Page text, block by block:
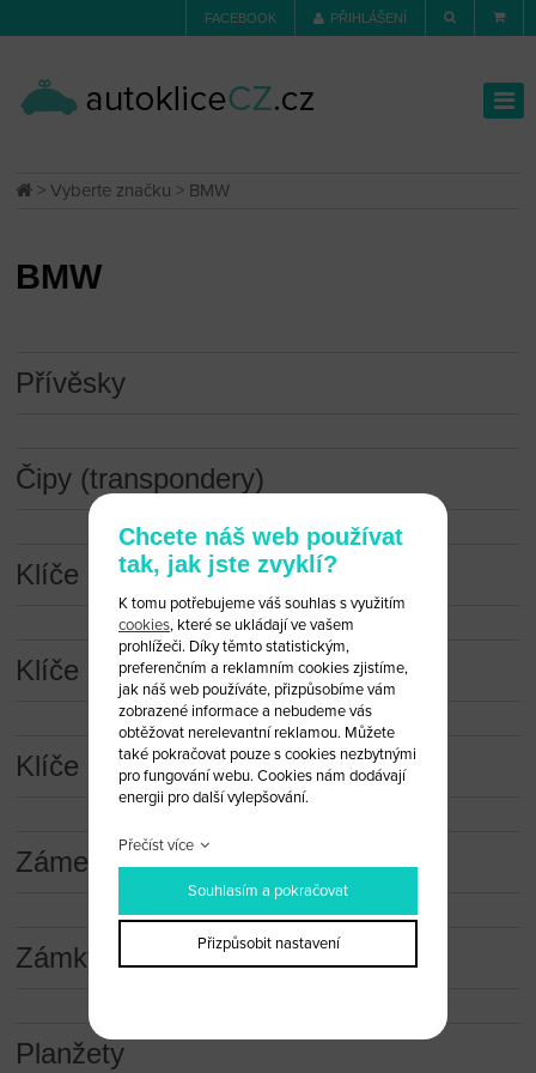
FACEBOOK PŘIHLÁŠENÍ
>Vyberte značku > BMW
BMW
Přívěsky
Čipy (transpondery)
Klíče a dálková ovládání
Klíče a dálková ovládání (obaly)
Klíče s čipem
Zámečnické nástroje
Zámky
Planžety
Chcete náš web používat
tak, jak jste zvyklí?
K tomu potřebujeme váš souhlas s využitím
cookies, které se ukládají ve vašem
prohlížeči. Díky těmto statistickým,
preferenčním a reklamním cookies zjistíme,
jak náš web používáte, přizpůsobíme vám
zobrazené informace a nebudeme vás
obtěžovat nerelevantní reklamou. Můžete
také pokračovat pouze s cookies nezbytnými
pro fungování webu. Cookies nám dodávají
energii pro další vylepšování.
Přečíst více
Souhlasím a pokračovat
Přizpůsobit nastavení